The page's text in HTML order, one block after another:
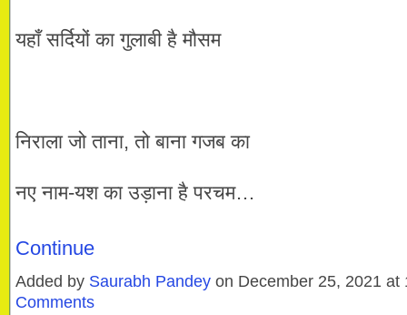
यहाँ सर्दियों का गुलाबी है मौसम
निराला जो ताना, तो बाना गजब का
नए नाम-यश का उड़ाना है परचम…
Continue
Added by Saurabh Pandey on December 25, 2021
Comments